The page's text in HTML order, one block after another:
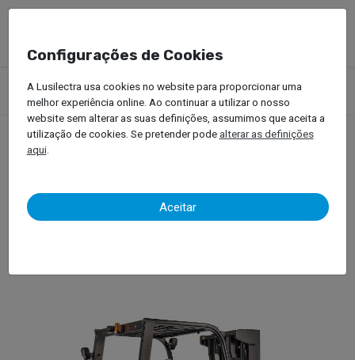
Produtos Empilhadores
Empilhadores a Gás
Empilhador a Gás (3.5ton – 5.5ton)
5.5ton)
Configurações de Cookies
A Lusilectra usa cookies no website para proporcionar uma
melhor experiência online. Ao continuar a utilizar o nosso
website sem alterar as suas definições, assumimos que aceita a
utilização de cookies. Se pretender podealterar as definições
aqui.
Aceitar